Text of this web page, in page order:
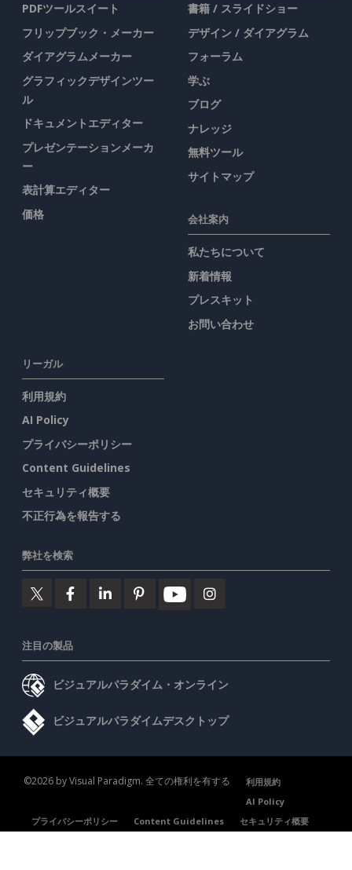
PDFツールスイート
フリップブック・メーカー
ダイアグラムメーカー
グラフィックデザインツー
ル
ドキュメントエディター
プレゼンテーションメーカ
ー
表計算エディター
価格
書籍 / スライドショー
デザイン / ダイアグラム
フォーラム
学ぶ
ブログ
ナレッジ
無料ツール
サイトマップ
会社案内
私たちについて
新着情報
プレスキット
お問い合わせ
リーガル
利用規約
AI Policy
プライバシーポリシー
Content Guidelines
セキュリティ概要
不正行為を報告する
弊社を検索
注目の製品
ビジュアルパラダイム・オンライン
ビジュアルパラダイムデスクトップ
©2026 by Visual Paradigm. 全ての権利を有する
利用規約
AI Policy
プライバシーポリシー
Content Guidelines セキュリティ概要